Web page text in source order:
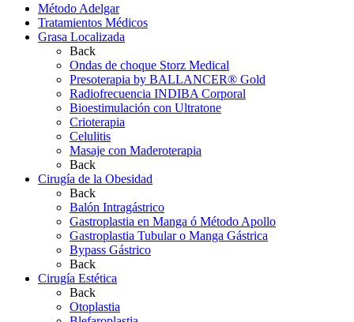
Método Adelgar
Tratamientos Médicos
Grasa Localizada
Back
Ondas de choque Storz Medical
Presoterapia by BALLANCER® Gold
Radiofrecuencia INDIBA Corporal
Bioestimulación con Ultratone
Crioterapia
Celulitis
Masaje con Maderoterapia
Back
Cirugía de la Obesidad
Back
Balón Intragástrico
Gastroplastia en Manga ó Método Apollo
Gastroplastia Tubular o Manga Gástrica
Bypass Gástrico
Back
Cirugía Estética
Back
Otoplastia